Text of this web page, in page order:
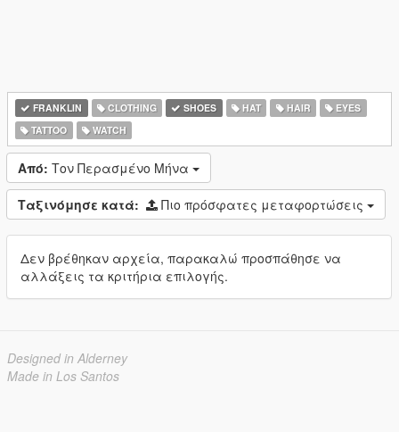
FRANKLIN CLOTHING SHOES HAT HAIR
EYES
TATTOO
WATCH
Από: Τον Περασμένο Μήνα
Ταξινόμησε κατά: Πιο πρόσφατες μεταφορτώσεις
Δεν βρέθηκαν αρχεία, παρακαλώ προσπάθησε να
αλλάξεις τα κριτήρια επιλογής.
Designed in Alderney
Made in Los Santos